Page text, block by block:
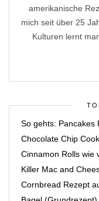
amerikanische
mich seit über 25
Kulturen lernt
So gehts: Pancakes
Chocolate Chip
Cinnamon Rolls wie
Killer Mac and
Cornbread Rezept